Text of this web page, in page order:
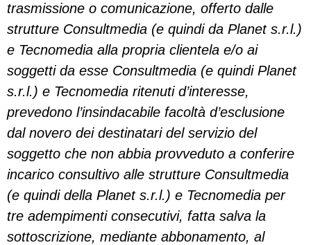
trasmissione o comunicazione, offerto dalle
strutture Consultmedia (e quindi da Planet s.r.l.)
e Tecnomedia alla propria clientela e/o ai
soggetti da esse Consultmedia (e quindi Planet
s.r.l.) e Tecnomedia ritenuti d’interesse,
prevedono l’insindacabile facoltà d’esclusione
dal novero dei destinatari del servizio del
soggetto che non abbia provveduto a conferire
incarico consultivo alle strutture Consultmedia
(e quindi della Planet s.r.l.) e Tecnomedia per
tre adempimenti consecutivi, fatta salva la
sottoscrizione, mediante abbonamento, al